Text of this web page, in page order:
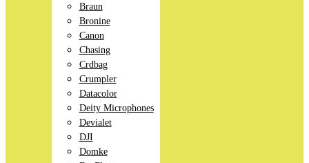
Braun
Bronine
Canon
Chasing
Crdbag
Crumpler
Datacolor
Deity Microphones
Devialet
DJI
Domke